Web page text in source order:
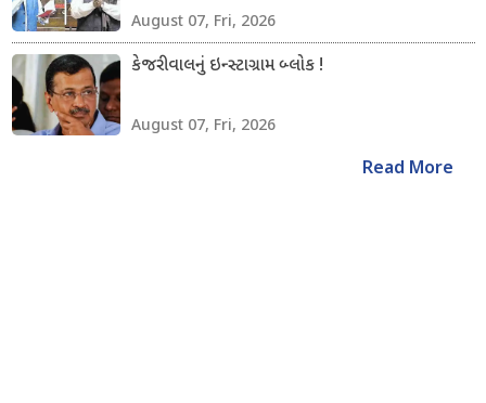
August 07, Fri, 2026
કેજરીવાલનું ઇન્સ્ટાગ્રામ બ્લોક !
August 07, Fri, 2026
Read More